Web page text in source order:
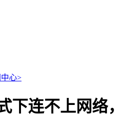
心>
下连不上网络，